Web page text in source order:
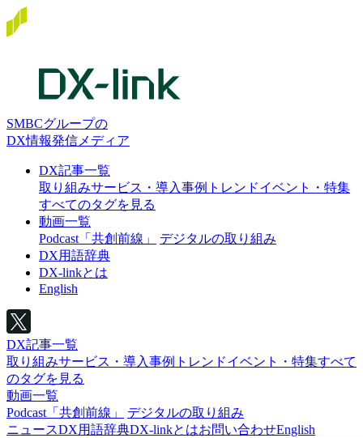
SMBCグループの
DX情報発信メディア
DX記事一覧
取り組みサービス・導入事例 トレンドイベント・特集
すべてのタグを見る
動画一覧
Podcast「共創前線」
デジタルの取り組み
DX用語辞典
DX-linkとは
English
DX記事一覧
取り組みサービス・導入事例 トレンドイベント・特集すべて
のタグを見る
動画一覧
Podcast「共創前線」
デジタルの取り組み
ニュースDX用語辞典DX-linkとはお問い合わせEnglish